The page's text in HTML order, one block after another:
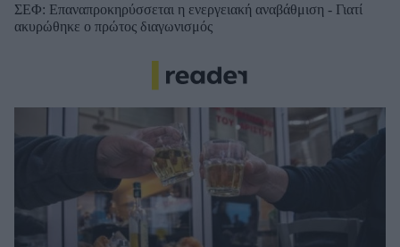
ΣΕΦ: Επαναπροκηρύσσεται η ενεργειακή αναβάθμιση - Γιατί
ακυρώθηκε ο πρώτος διαγωνισμός